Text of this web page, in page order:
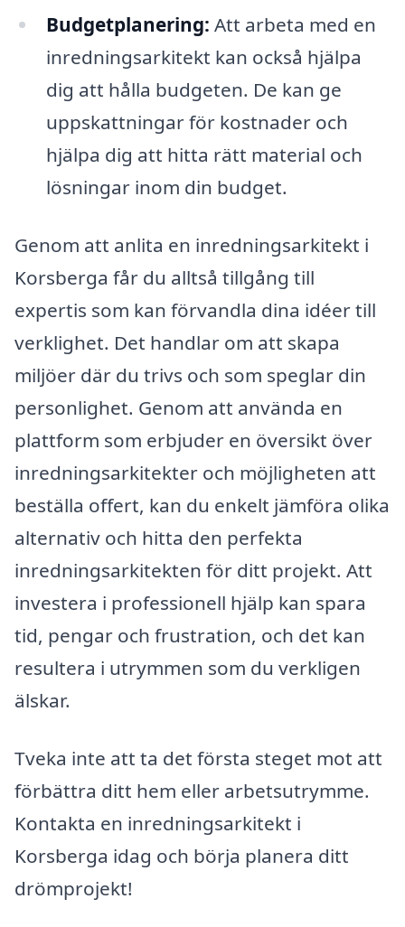
Budgetplanering: Att arbeta med en
inredningsarkitekt kan också hjälpa
dig att hålla budgeten. De kan ge
uppskattningar för kostnader och
hjälpa dig att hitta rätt material och
lösningar inom din budget.
Genom att anlita en inredningsarkitekt i
Korsberga får du alltså tillgång till
expertis som kan förvandla dina idéer till
verklighet. Det handlar om att skapa
miljöer där du trivs och som speglar din
personlighet. Genom att använda en
plattform som erbjuder en översikt över
inredningsarkitekter och möjligheten att
beställa offert, kan du enkelt jämföra olika
alternativ och hitta den perfekta
inredningsarkitekten för ditt projekt. Att
investera i professionell hjälp kan spara
tid, pengar och frustration, och det kan
resultera i utrymmen som du verkligen
älskar.
Tveka inte att ta det första steget mot att
förbättra ditt hem eller arbetsutrymme.
Kontakta en inredningsarkitekt i
Korsberga idag och börja planera ditt
drömprojekt!